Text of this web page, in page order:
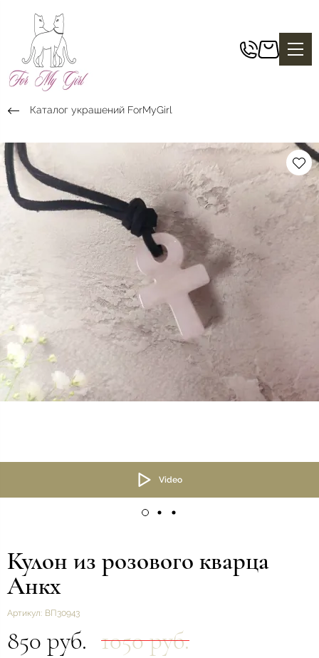
Каталог украшений ForMyGirl
Video
Кулон из розового кварца
Анкх
Артикул: ВП30943
850 руб. 1050 руб.